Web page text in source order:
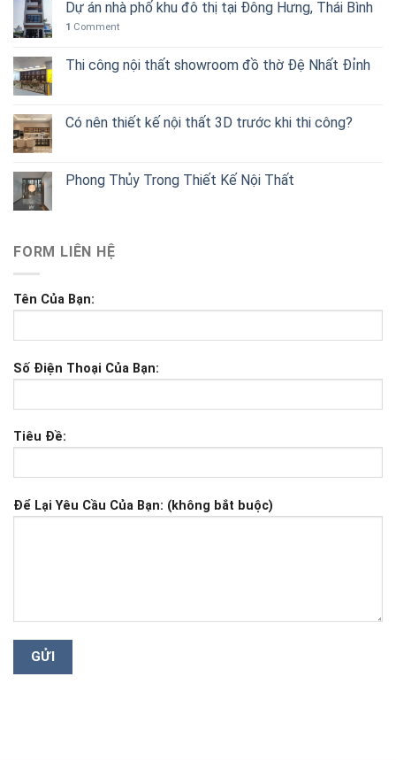
Dự án nhà phố khu đô thị tại Đông Hưng, Thái Bình
1 Comment
Thi công nội thất showroom đồ thờ Đệ Nhất Đỉnh
Có nên thiết kế nội thất 3D trước khi thi công?
Phong Thủy Trong Thiết Kế Nội Thất
FORM LIÊN HỆ
Tên Của Bạn:
Số Điện Thoại Của Bạn:
Tiêu Đề:
Để Lại Yêu Cầu Của Bạn: (không bắt buộc)